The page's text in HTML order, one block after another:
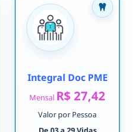
Integral Doc PME
Mensal R$ 27,42
Valor por Pessoa